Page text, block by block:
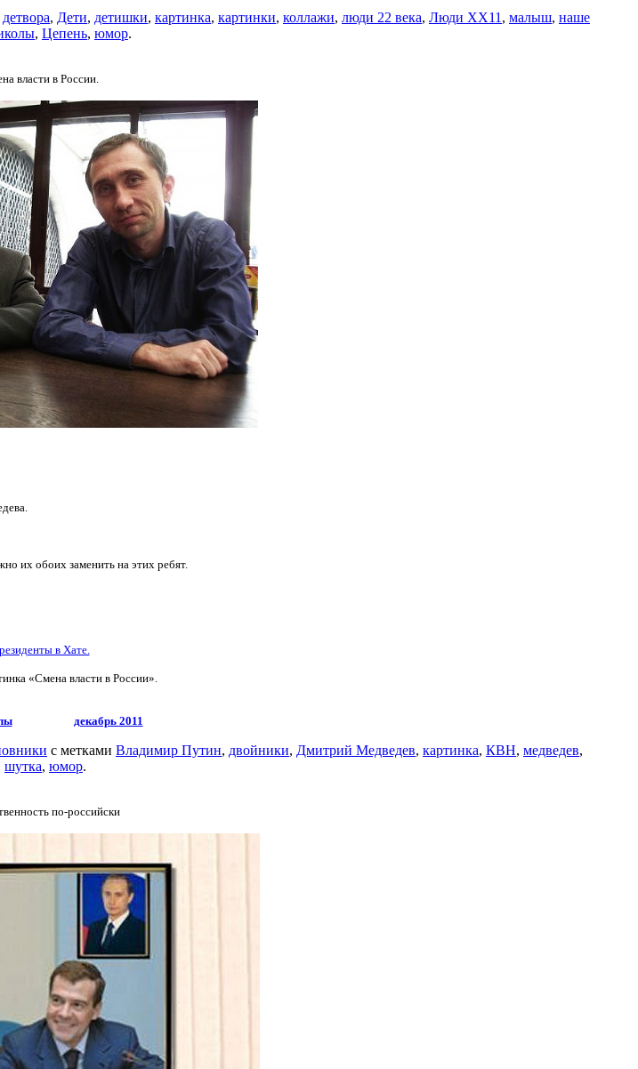
детвора, Дети, детишки, картинка, картинки, коллажи, люди 22 века, Люди ХХ11 , малыш, наше
, Цепень, юмор.
власти в России.
их обоих заменить на этих ребят.
в Хате.
«Смена власти в России».
декабрь 2011
с метками Владимир Путин, двойники, Дмитрий Медведев, картинка, КВН, медведев,
шутка, юмор.
по-российски